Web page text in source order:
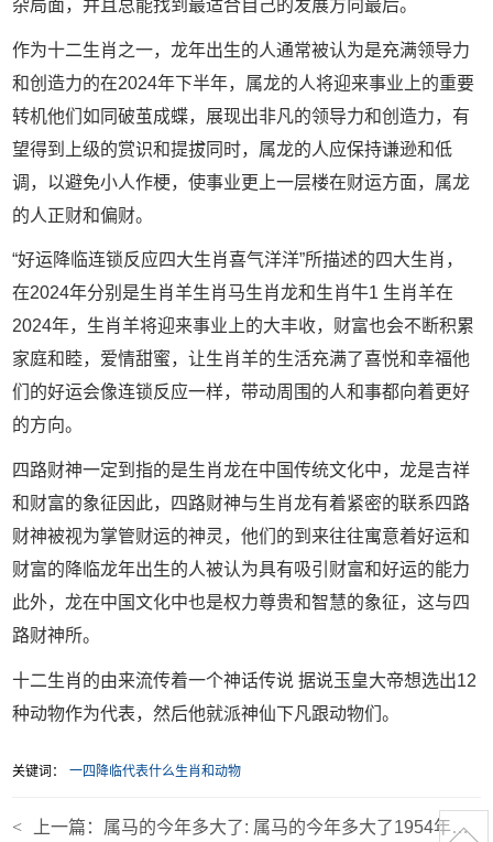
杂局面，并且总能找到最适合自己的发展方向最后。
作为十二生肖之一，龙年出生的人通常被认为是充满领导力
和创造力的在2024年下半年，属龙的人将迎来事业上的重要
转机他们如同破茧成蝶，展现出非凡的领导力和创造力，有
望得到上级的赏识和提拔同时，属龙的人应保持谦逊和低
调，以避免小人作梗，使事业更上一层楼在财运方面，属龙
的人正财和偏财。
“好运降临连锁反应四大生肖喜气洋洋”所描述的四大生肖，
在2024年分别是生肖羊生肖马生肖龙和生肖牛1 生肖羊在
2024年，生肖羊将迎来事业上的大丰收，财富也会不断积累
家庭和睦，爱情甜蜜，让生肖羊的生活充满了喜悦和幸福他
们的好运会像连锁反应一样，带动周围的人和事都向着更好
的方向。
四路财神一定到指的是生肖龙在中国传统文化中，龙是吉祥
和财富的象征因此，四路财神与生肖龙有着紧密的联系四路
财神被视为掌管财运的神灵，他们的到来往往寓意着好运和
财富的降临龙年出生的人被认为具有吸引财富和好运的能力
此外，龙在中国文化中也是权力尊贵和智慧的象征，这与四
路财神所。
十二生肖的由来流传着一个神话传说 据说玉皇大帝想选出12
种动物作为代表，然后他就派神仙下凡跟动物们。
关键词： 一四降临代表什么生肖和动物
< 上一篇： 属马的今年多大了: 属马的今年多大了1954年出生